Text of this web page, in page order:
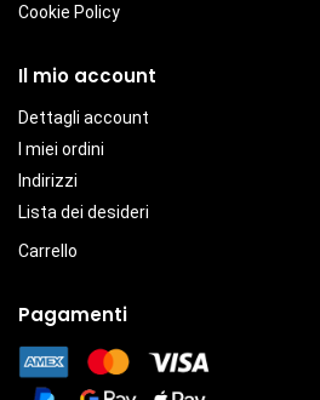
Cookie Policy
Il mio account
Dettagli account
I miei ordini
Indirizzi
Lista dei desideri
Carrello
Pagamenti